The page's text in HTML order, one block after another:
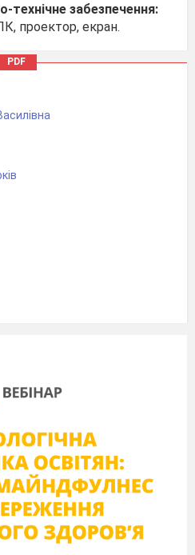
технічне забезпечення:
проектор, екран.
УРОКУ:
до уроку
працюють сучасні
основні складові ПК?
собою пристрої
та мишка?
діяльності учнів.
теми та мети уроку
значення теми уроку в
діяльності
теми та мети уроку.
PDF